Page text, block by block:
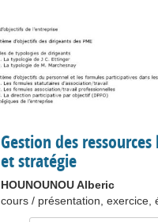
Gestion des
et stratégie
HOUNOUNOU Alberic
cours / présentation, exercice,